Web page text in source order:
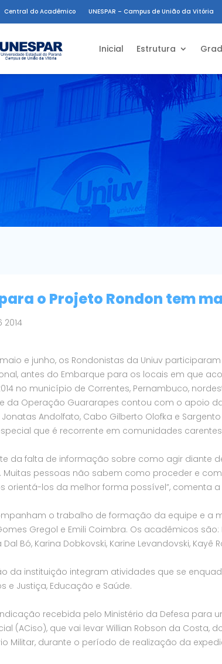
Central do Acadêmico UNESPAR – Campus de União da Vitória
Inicial Estrutura
o Projeto Rondon tem
2014
e junho, os Rondonistas da Uniuv
antes do Embarque para os locais em que
no município de Correntes, Pernambuco,
da Operação Guararapes contou com o apoio
Andolfato, Cabo Gilberto Olofka e
que é recorrente em comunidades
da falta de informação sobre como agir diante
pessoas não sabem como proceder e
orientá-los da melhor forma possível”, comenta
o trabalho de formação da equipe e a
Gregol e Emili Coimbra. Os acadêmicos são:
Bó, Karina Dobkovski, Karine Levandovski, Kayê
da instituição integram atividades que se
e Justiça, Educação e Saúde.
recebida pelo Ministério da Defesa para
(ACiso), que vai levar Willian Robson da Costa,
Militar, durante o período de realização da